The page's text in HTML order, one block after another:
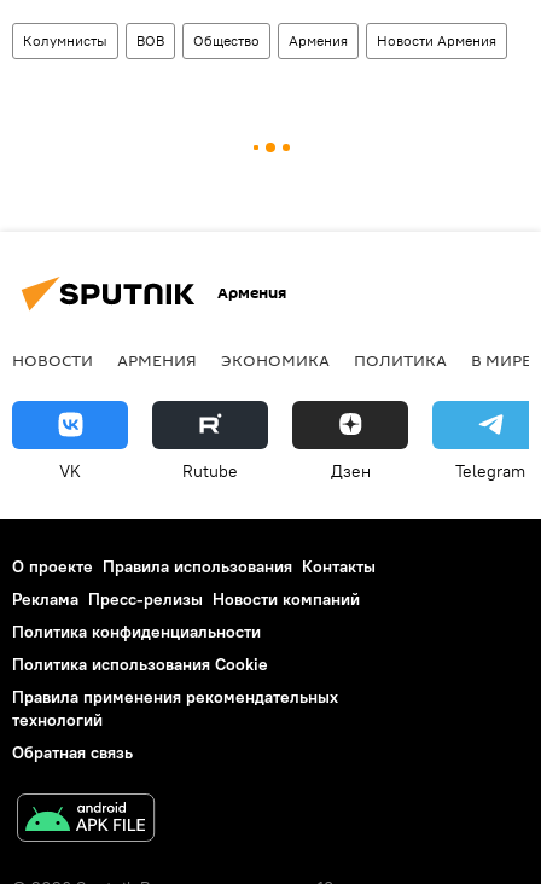
Колумнисты ВОВ Общество Армения Новости Армения
Армения
НОВОСТИ АРМЕНИЯ ЭКОНОМИКА ПОЛИТИКА В МИРЕ
VK Rutube Дзен Telegram
О проекте Правила использования Контакты
Реклама Пресс-релизы Новости компаний
Политика конфиденциальности
Политика использования Cookie
Правила применения рекомендательных
технологий
Обратная связь